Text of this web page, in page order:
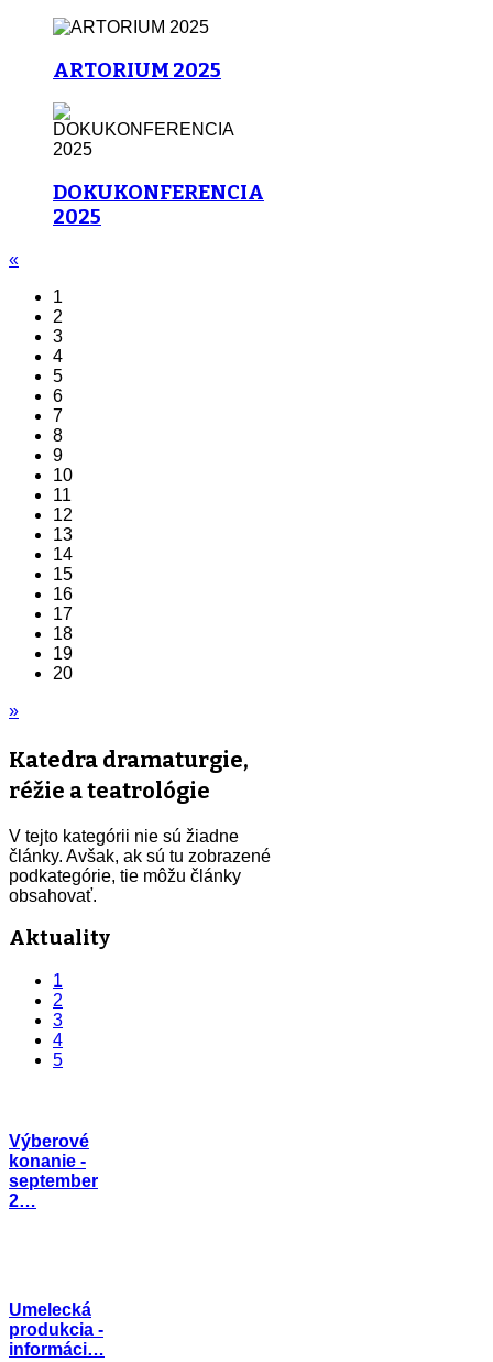
ARTORIUM 2025
DOKUKONFERENCIA
2025
«
1
2
3
4
5
6
7
8
9
10
11
12
13
14
15
16
17
18
19
20
»
Katedra dramaturgie,
réžie a teatrológie
V tejto kategórii nie sú žiadne
články. Avšak, ak sú tu zobrazené
podkategórie, tie môžu články
obsahovať.
Aktuality
1
2
3
4
5
Výberové
konanie -
september
2…
Umelecká
produkcia -
informáci…